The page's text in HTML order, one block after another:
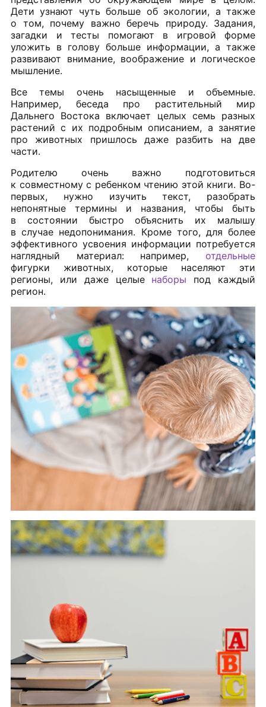
Дети узнают чуть больше об экологии, а также
о том, почему важно беречь природу. Задания,
загадки и тесты помогают в игровой форме
уложить в голову больше информации, а также
развивают внимание, воображение и логическое
мышление.
Все темы очень насыщенные и объемные.
Например, беседа про растительный мир
Дальнего Востока включает целых семь разных
растений с их подробным описанием, а занятие
про животных пришлось даже разбить на две
части.
Родителю очень важно подготовиться
к совместному с ребенком чтению этой книги. Во-
первых, нужно изучить текст, разобрать
непонятные термины и названия, чтобы быть
в состоянии быстро объяснить их малышу
в случае недопонимания. Кроме того, для более
эффективного усвоения информации потребуется
наглядный материал: например, отдельные
фигурки животных, которые населяют эти
регионы, или даже целые наборы под каждый
регион.